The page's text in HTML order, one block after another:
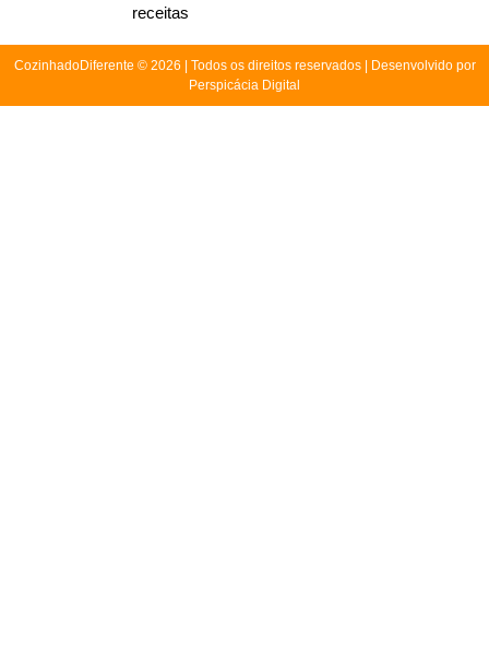
receitas
CozinhadoDiferente © 2026 | Todos os direitos reservados | Desenvolvido por
Perspicácia Digital